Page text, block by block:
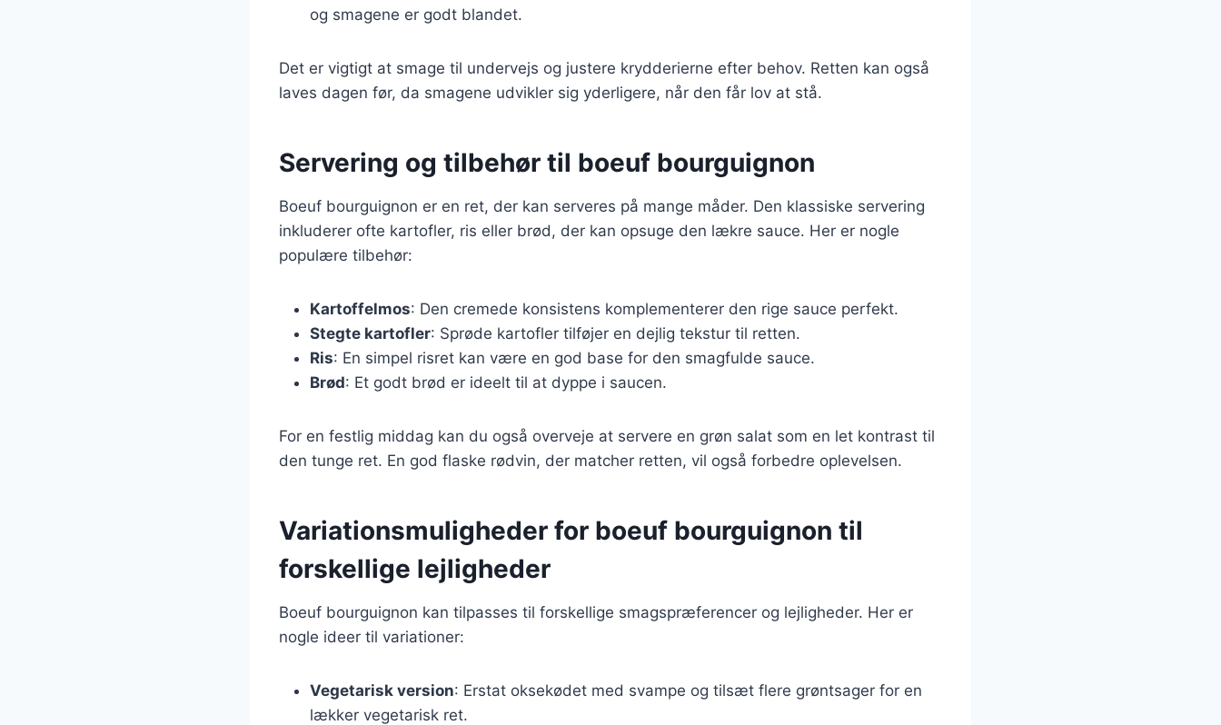
og smagene er godt blandet.
Det er vigtigt at smage til undervejs og justere krydderierne efter behov. Retten kan også
laves dagen før, da smagene udvikler sig yderligere, når den får lov at stå.
Servering og tilbehør til boeuf bourguignon
Boeuf bourguignon er en ret, der kan serveres på mange måder. Den klassiske servering
inkluderer ofte kartofler, ris eller brød, der kan opsuge den lækre sauce. Her er nogle
populære tilbehør:
Kartoffelmos: Den cremede konsistens komplementerer den rige sauce perfekt.
Stegte kartofler: Sprøde kartofler tilføjer en dejlig tekstur til retten.
Ris: En simpel risret kan være en god base for den smagfulde sauce.
Brød: Et godt brød er ideelt til at dyppe i saucen.
For en festlig middag kan du også overveje at servere en grøn salat som en let kontrast til
den tunge ret. En god flaske rødvin, der matcher retten, vil også forbedre oplevelsen.
Variationsmuligheder for boeuf bourguignon til
forskellige lejligheder
Boeuf bourguignon kan tilpasses til forskellige smagspræferencer og lejligheder. Her er
nogle ideer til variationer:
Vegetarisk version: Erstat oksekødet med svampe og tilsæt flere grøntsager for en
lækker vegetarisk ret.